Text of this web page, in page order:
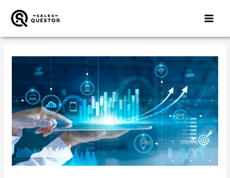
Siirry
Post